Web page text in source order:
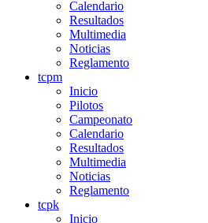
Calendario
Resultados
Multimedia
Noticias
Reglamento
tcpm
Inicio
Pilotos
Campeonato
Calendario
Resultados
Multimedia
Noticias
Reglamento
tcpk
Inicio